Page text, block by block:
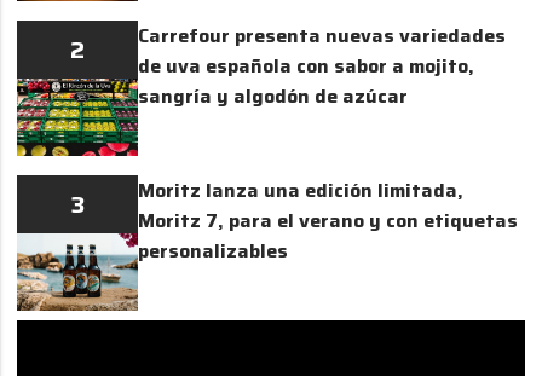
2
Carrefour presenta nuevas variedades
de uva española con sabor a mojito,
sangría y algodón de azúcar
3
Moritz lanza una edición limitada,
Moritz 7, para el verano y con etiquetas
personalizables